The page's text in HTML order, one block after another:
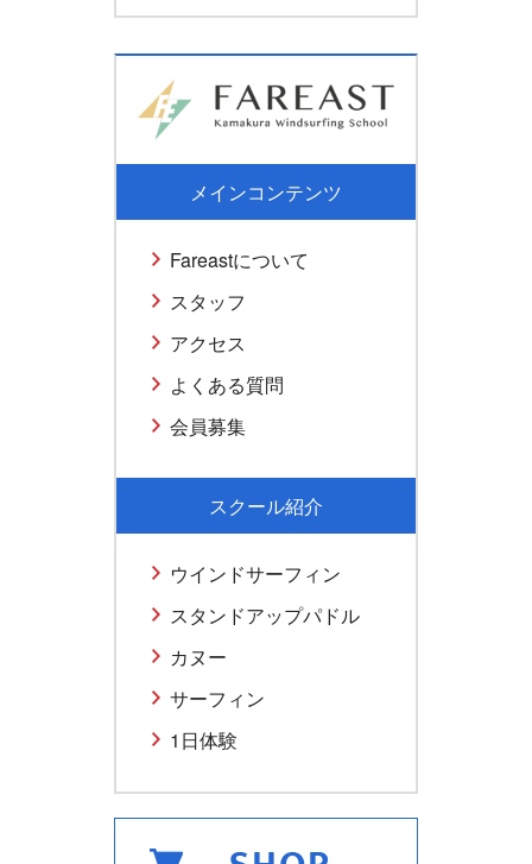
メインコンテンツ
Fareastについて
スタッフ
アクセス
よくある質問
会員募集
スクール紹介
ウインドサーフィン
スタンドアップパドル
カヌー
サーフィン
1日体験